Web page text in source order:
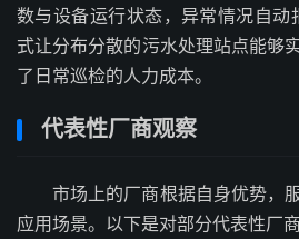
数与设备运行状态，异常情况自动
式让分布分散的污水处理站点能够
了日常巡检的人力成本。
代表性厂商观察
市场上的厂商根据自身优势，
应用场景。以下是对部分代表性厂商